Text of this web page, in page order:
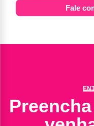
Fale